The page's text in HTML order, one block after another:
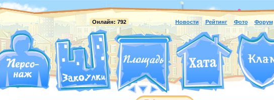
Онлайн: 792 Новости Рейтинг Фото Форум